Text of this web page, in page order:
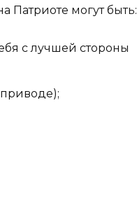
Патриоте могут быть: